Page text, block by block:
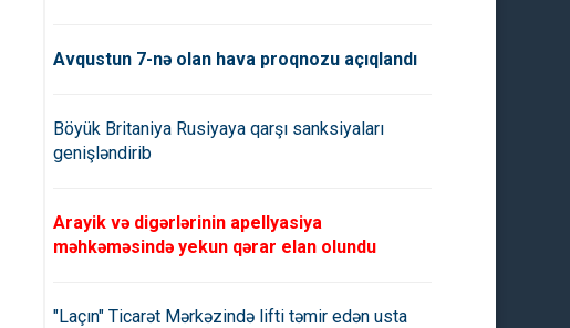
Avqustun 7-nə olan hava proqnozu açıqlandı
Böyük Britaniya Rusiyaya qarşı sanksiyaları
genişləndirib
Arayik və digərlərinin apellyasiya
məhkəməsində yekun qərar elan olundu
"Laçın" Ticarət Mərkəzində lifti təmir edən usta